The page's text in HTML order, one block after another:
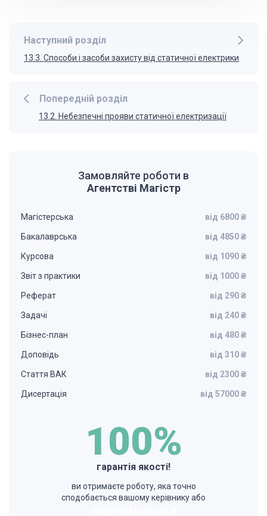
Попередній розділ
13.2. Небезпечні прояви статичної електризації
Наступний розділ
13.3. Способи і засоби захисту від статичної електрики
Замовляйте роботи в
Агентстві Магістр
Магістерська від 6800 ₴
Бакалаврська від 4850 ₴
Курсова від 1090 ₴
Звіт з практики від 1000 ₴
Реферат від 290 ₴
Задачі від 240 ₴
Бізнес-план від 480 ₴
Доповідь від 310 ₴
Стаття ВАК від 2300 ₴
Дисертація від 57000 ₴
100%
гарантія якості!
ви отримаєте роботу, яка точно
сподобається вашому керівнику або